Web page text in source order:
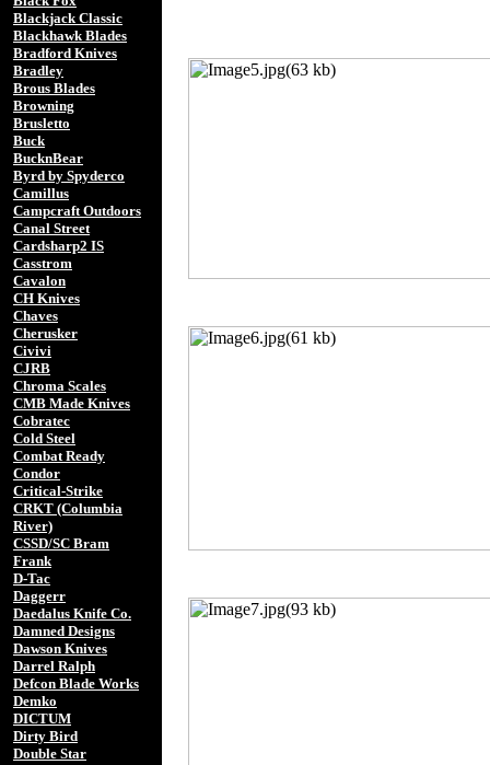
Blackjack Classic
Blackhawk Blades
Bradford Knives
Bradley
Brous Blades
Browning
Brusletto
Buck
BucknBear
Byrd by Spyderco
Camillus
Campcraft Outdoors
Canal Street
Cardsharp2 IS
Casstrom
Cavalon
CH Knives
Chaves
Cherusker
Civivi
CJRB
Chroma Scales
CMB Made Knives
Cobratec
Cold Steel
Combat Ready
Condor
Critical-Strike
CRKT (Columbia
River)
CSSD/SC Bram
Frank
D-Tac
Daggerr
Daedalus Knife Co.
Damned Designs
Dawson Knives
Darrel Ralph
Defcon Blade Works
Demko
DICTUM
Dirty Bird
Double Star